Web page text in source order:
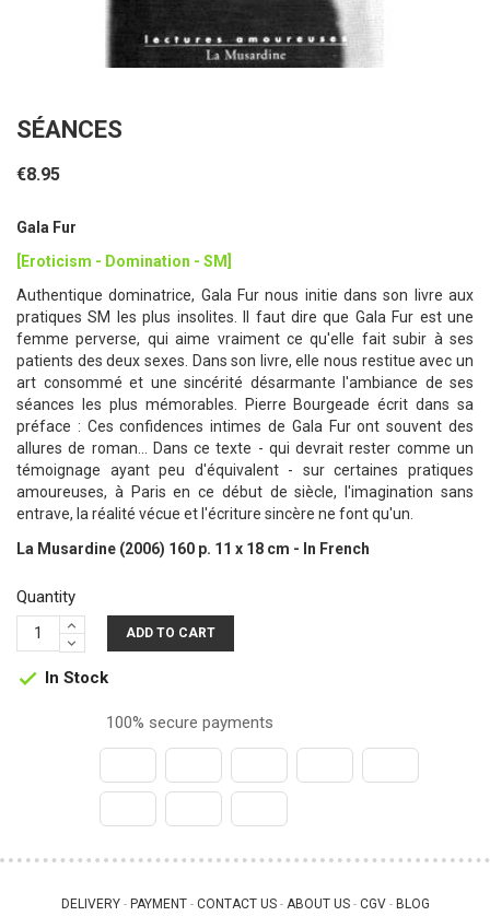
SÉANCES
€8.95
Gala Fur
[Eroticism - Domination - SM]
Authentique dominatrice, Gala Fur nous initie dans son livre aux
pratiques SM les plus insolites. Il faut dire que Gala Fur est une
femme perverse, qui aime vraiment ce qu'elle fait subir à ses
patients des deux sexes. Dans son livre, elle nous restitue avec un
art consommé et une sincérité désarmante l'ambiance de ses
séances les plus mémorables. Pierre Bourgeade écrit dans sa
préface : Ces confidences intimes de Gala Fur ont souvent des
allures de roman... Dans ce texte - qui devrait rester comme un
témoignage ayant peu d'équivalent - sur certaines pratiques
amoureuses, à Paris en ce début de siècle, l'imagination sans
entrave, la réalité vécue et l'écriture sincère ne font qu'un.
La Musardine (2006) 160 p. 11 x 18 cm - In French
Quantity
ADD TO CART
 In Stock
100% secure payments
DELIVERY - PAYMENT - CONTACT US - ABOUT US - CGV - BLOG